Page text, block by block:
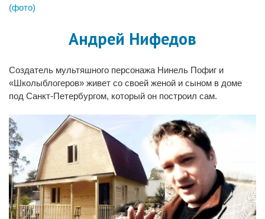
(фото)
Андрей Нифедов
Создатель мультяшного персонажа Нинель Пофиг и
«Школыблогеров» живет со своей женой и сыном в доме
под Санкт-Петербургом, который он построил сам.